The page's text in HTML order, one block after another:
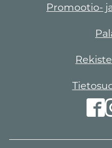
Promootio-